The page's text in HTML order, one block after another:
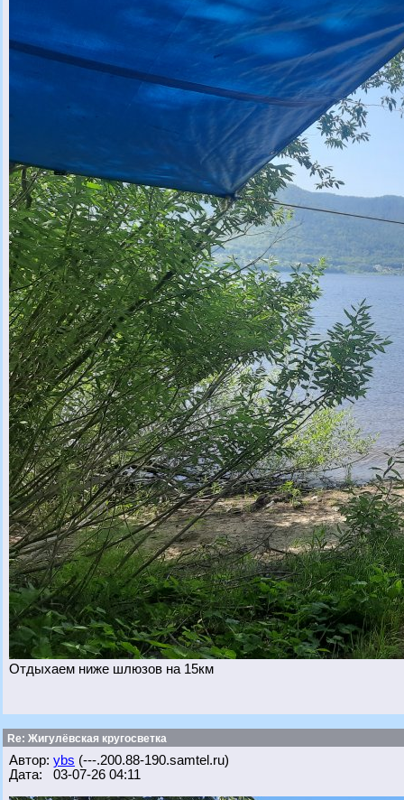
Отдыхаем ниже шлюзов на 15км
Re: Жигулёвская кругосветка
Автор: ybs (---.200.88-190.samtel.ru)
Дата: 03-07-26 04:11